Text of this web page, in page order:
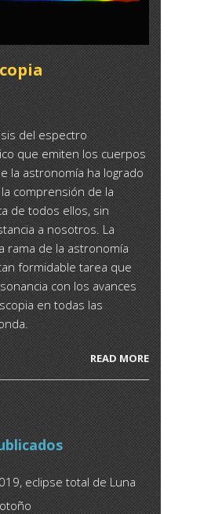
del espectro
que emiten los cuerpos
la astronomía ha logrado
comprensión de la
de todos ellos, sin
a nosotros. La
rama de la astronomía
formidable tarea que
con los avances
en todas las
READ MORE
eclipse total de Luna